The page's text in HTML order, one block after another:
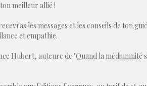
meilleur allié !
les messages et les conseils de ton
et empathie.
Hubert, auteure de "Quand la médiumnité